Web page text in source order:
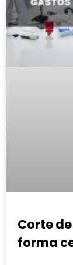
Corte
forma